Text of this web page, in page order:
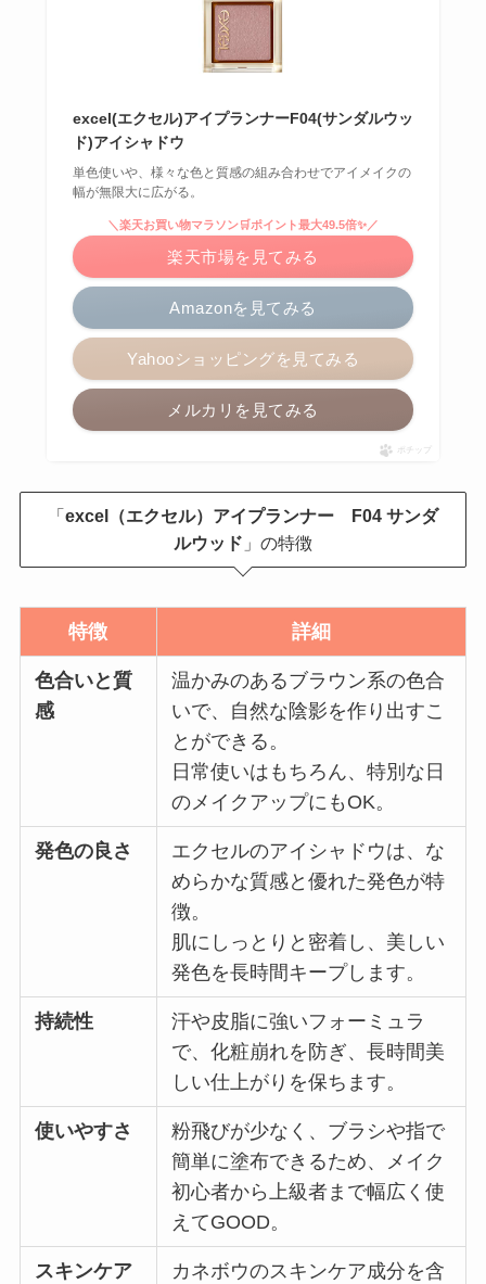
excel(エクセル)アイプランナーF04(サンダルウッ
ド)アイシャドウ
単色使いや、様々な色と質感の組み合わせでアイメイクの
幅が無限大に広がる。
Amazonを見てみる
＼楽天お買い物マラソン🛒ポイント最大49.5倍✨／
楽天市場を見てみる
Yahooショッピングを見てみる
メルカリを見てみる
ポチップ
「 excel（エクセル）アイプランナー F04 サンダ
ルウッド 」の特徴
特徴 詳細
色合いと質
感
温かみのあるブラウン系の色合
いで、自然な陰影を作り出すこ
とができる。
日常使いはもちろん、特別な日
のメイクアップにもOK。
発色の良さ
エクセルのアイシャドウは、な
めらかな質感と優れた発色が特
徴。
肌にしっとりと密着し、美しい
発色を長時間キープします。
持続性
汗や皮脂に強いフォーミュラ
で、化粧崩れを防ぎ、長時間美
しい仕上がりを保ちます。
使いやすさ
粉飛びが少なく、ブラシや指で
簡単に塗布できるため、メイク
初心者から上級者まで幅広く使
えてGOOD。
スキンケア
カネボウのスキンケア成分を含